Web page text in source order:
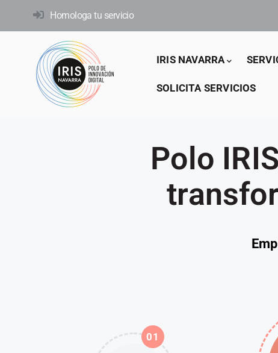
principal
Homologa tu servicio
Main
IRIS NAVARRA
SOLICITA SERVICIOS
Polo
01